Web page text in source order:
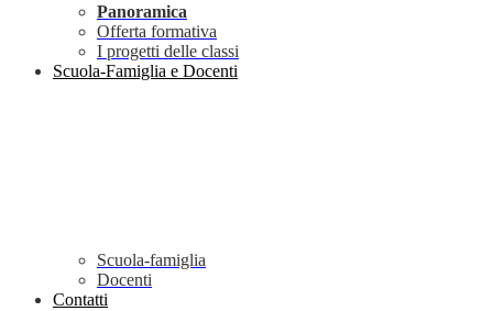
Panoramica
Offerta formativa
I progetti delle classi
Scuola-Famiglia e Docenti
Scuola-famiglia
Docenti
Contatti